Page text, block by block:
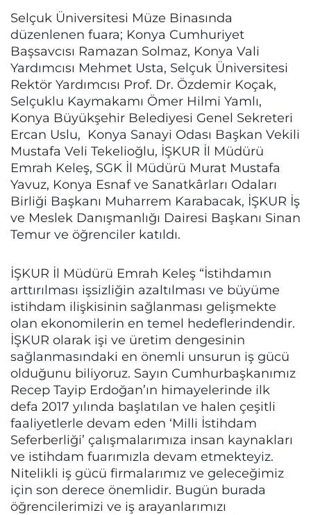
Selçuk Üniversitesi Müze Binasında
düzenlenen fuara; Konya Cumhuriyet
Başsavcısı Ramazan Solmaz, Konya Vali
Yardımcısı Mehmet Usta, Selçuk Üniversitesi
Rektör Yardımcısı Prof. Dr. Özdemir Koçak,
Selçuklu Kaymakamı Ömer Hilmi Yamlı,
Konya Büyükşehir Belediyesi Genel Sekreteri
Ercan Uslu, Konya Sanayi Odası Başkan Vekili
Mustafa Veli Tekelioğlu, İŞKUR İl Müdürü
Emrah Keleş, SGK İl Müdürü Murat Mustafa
Yavuz, Konya Esnaf ve Sanatkârları Odaları
Birliği Başkanı Muharrem Karabacak, İŞKUR İş
ve Meslek Danışmanlığı Dairesi Başkanı Sinan
Temur ve öğrenciler katıldı.
İŞKUR İl Müdürü Emrah Keleş “İstihdamın
arttırılması işsizliğin azaltılması ve büyüme
istihdam ilişkisinin sağlanması gelişmekte
olan ekonomilerin en temel hedeflerindendir.
İŞKUR olarak işi ve üretim dengesinin
sağlanmasındaki en önemli unsurun iş gücü
olduğunu biliyoruz. Sayın Cumhurbaşkanımız
Recep Tayip Erdoğan’ın himayelerinde ilk
defa 2017 yılında başlatılan ve halen çeşitli
faaliyetlerle devam eden ‘Milli İstihdam
Seferberliği’ çalışmalarımıza insan kaynakları
ve istihdam fuarımızla devam etmekteyiz.
Nitelikli iş gücü firmalarımız ve geleceğimiz
için son derece önemlidir. Bugün burada
öğrencilerimizi ve iş arayanlarımızı